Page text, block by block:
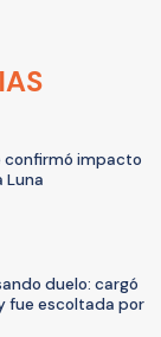
confirmó impacto
Luna
duelo: cargó
fue escoltada por